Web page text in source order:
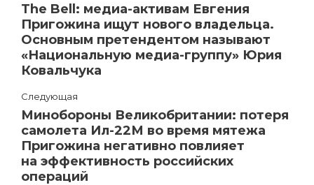
The Bell: медиа-активам Евгения
Пригожина ищут нового владельца.
Основным претендентом называют
«Национальную медиа-группу» Юрия
Ковальчука
Следующая
Минобороны Великобритании: потеря
самолета Ил-22М во время мятежа
Пригожина негативно повлияет
на эффективность российских
операций